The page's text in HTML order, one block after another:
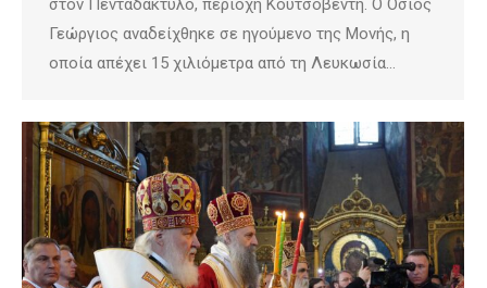
στον Πενταδάκτυλο, περιοχή Κουτσοβέντη. Ο Όσιος
Γεώργιος αναδείχθηκε σε ηγούμενο της Μονής, η
οποία απέχει 15 χιλιόμετρα από τη Λευκωσία…